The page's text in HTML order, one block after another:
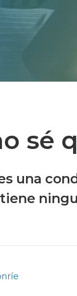
sé
una